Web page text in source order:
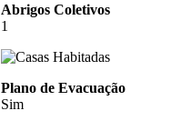
Abrigos Coletivos
1
Plano de Evacuação
Sim